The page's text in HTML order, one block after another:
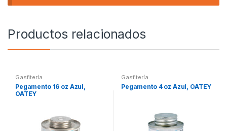
Productos relacionados
Gasfitería
Pegamento 16 oz Azul,
OATEY
Gasfitería
Pegamento 4 oz Azul, OATEY